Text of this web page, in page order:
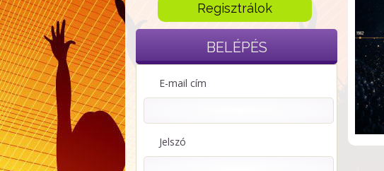
Regisztrálok
BELÉPÉS
E-mail cím
Jelszó